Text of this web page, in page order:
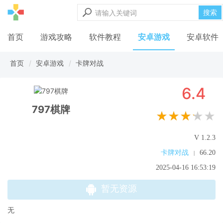
搜索
首页 游戏攻略 软件教程 安卓游戏 安卓软件
首页 安卓游戏 卡牌对战
797棋牌
6.4
★★★★★
V 1.2.3
卡牌对战
|
66.20
2025-04-16 16:53:19
暂无资源
无